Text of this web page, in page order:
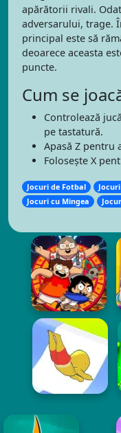
apărătorii rivali.
adversarului, trage.
principal este să
deoarece aceasta
puncte.
Cum se
Controlează
pe tastatură.
Apasă Z pentru
Folosește X
Jocuri de Fotbal
Jocuri cu Mingea